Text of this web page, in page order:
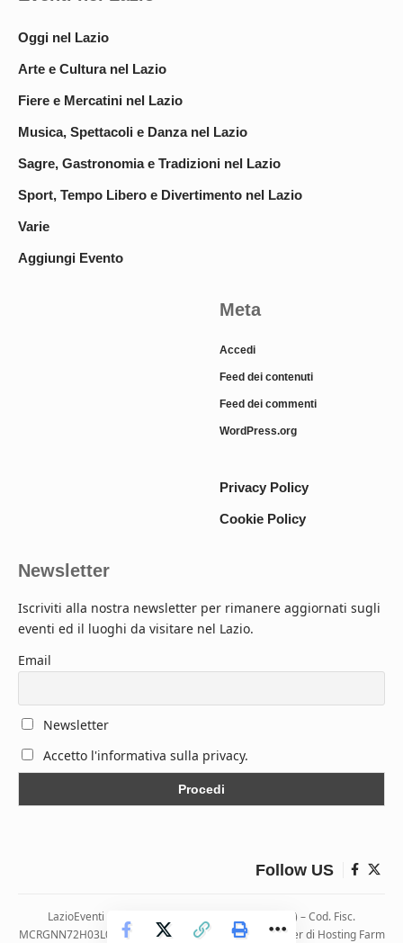
Oggi nel Lazio
Arte e Cultura nel Lazio
Fiere e Mercatini nel Lazio
Musica, Spettacoli e Danza nel Lazio
Sagre, Gastronomia e Tradizioni nel Lazio
Sport, Tempo Libero e Divertimento nel Lazio
Varie
Aggiungi Evento
Meta
Accedi
Feed dei contenuti
Feed dei commenti
WordPress.org
Privacy Policy
Cookie Policy
Newsletter
Iscriviti alla nostra newsletter per rimanere aggiornati sugli
eventi ed il luoghi da visitare nel Lazio.
Email
Newsletter
Accetto l'informativa sulla privacy.
Follow US
LazioEventi – Via Monticelli, 9 04026 Minturno (LT) – Cod. Fisc.
MCRGNN72H03L083H | Hosting ospitato presso i server di Hosting Farm